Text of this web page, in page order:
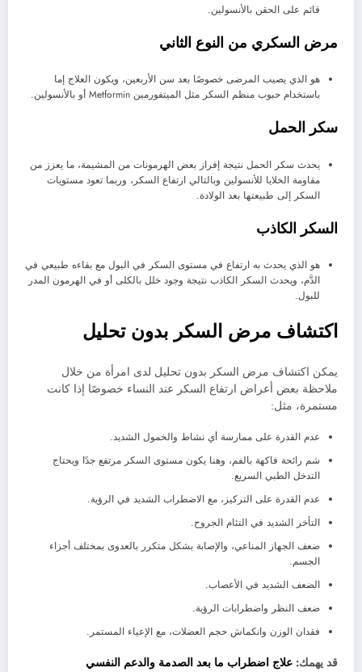
قائم على الحقن بالأنسولين.
مرض السكري من النوع الثاني
هو الذي يصيب المرضى خصوصًا بعد سن الأربعين، ويكون العلاج إما
باستخدام حبوب منظم السكر مثل الميتفورمين Metformin أو بالأنسولين.
سكر الحمل
يحدث سكر الحمل نتيجة إفراز بعض الهرمونات من المشيمة، ما يعزز من
مقاومة الخلايا للأنسولين وبالتالي ارتفاع السكر، وربما تعود مستويات
السكر إلى طبيعتها بعد الولادة.
السكر الكاذب
هو الذي يحدث به ارتفاع في مستوى السكر في البول مع بقاءه طبيعي في
الدَّم، ويحدث السكر الكاذب نتيجة وجود خلل بالكلى أو في الهرمون المدر
للبول.
اكتشاف مرض السكر بدون تحليل
يمكن اكتشاف مرض السكر بدون تحليل لدى امرأة من خلال
ملاحظة بعض أعراض ارتفاع السكر عند النساء خصوصًا إذا كانت
مستمرة، مثل:
عدم القدرة على ممارسة أي نشاط والخمول الشديد.
شم رائحة فاكهة بالفم، وهنا يكون مستوى السكر مرتفع جدًا ويحتاج
التدخل الطبي السريع.
عدم القدرة على التركيز، مع الاضطراب الشديد في الرؤية.
التأخر الشديد في التئام الجروح.
ضعف الجهاز المناعي، والإصابة بشكل متكرر بالعدوى بمختلف أجزاء
الجسم.
الضعف الشديد في الأعصاب.
ضعف النظر واضطرابات الرؤية.
فقدان الوزن وانكماش حجم العضلات، مع الإعياء المستمر.
قد يهمك: علاج اضطراب ما بعد الصدمة والدعم النفسي